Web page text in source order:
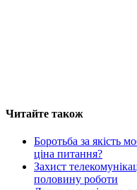
Читайте також
Боротьба за якість
ціна питання?
Захист
половину роботи